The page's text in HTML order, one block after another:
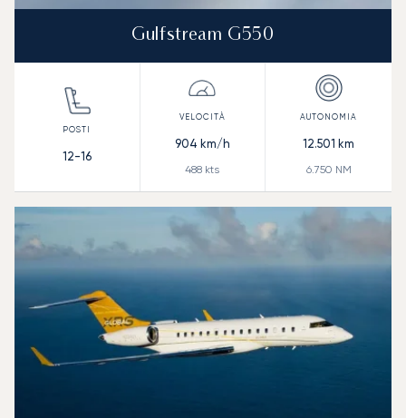
Gulfstream G550
12-16
904 km/h
488 kts
12.501 km
6.750 NM